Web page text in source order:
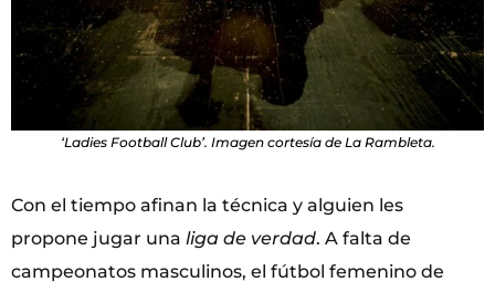
‘Ladies Football Club’. Imagen cortesía de La Rambleta.
Con el tiempo afinan la técnica y alguien les
propone jugar una liga de verdad. A falta de
campeonatos masculinos, el fútbol femenino de